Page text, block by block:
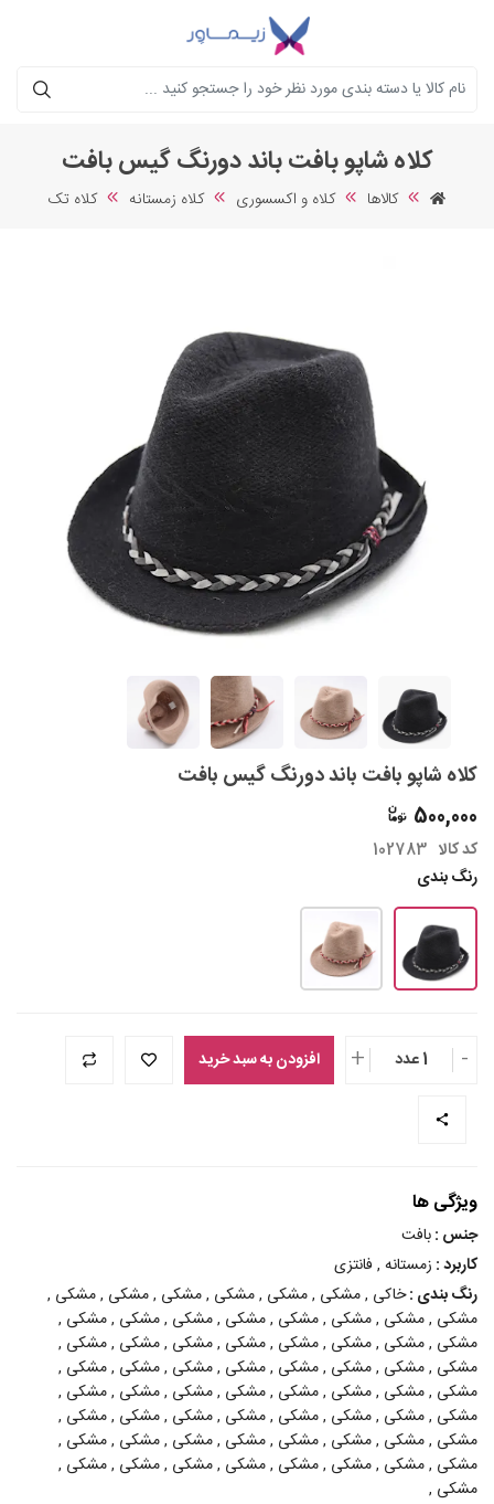
جستجو
کلاه شاپو بافت باند دورنگ گیس بافت
کالاها کلاه و اکسسوری کلاه زمستانه کلاه تک
کلاه شاپو بافت باند دورنگ گیس بافت
500,000
کد کالا 102783
رنگ بندی
- 1 عدد + افزودن به سبد خرید
ویژگی ها
جنس :بافت
کاربرد : زمستانه , فانتزی
رنگ بندی :خاکی , مشکی , مشکی , مشکی , مشکی , مشکی , مشکی ,
مشکی , مشکی , مشکی , مشکی , مشکی , مشکی , مشکی , مشکی ,
مشکی , مشکی , مشکی , مشکی , مشکی , مشکی , مشکی , مشکی ,
مشکی , مشکی , مشکی , مشکی , مشکی , مشکی , مشکی , مشکی ,
مشکی , مشکی , مشکی , مشکی , مشکی , مشکی , مشکی , مشکی ,
مشکی , مشکی , مشکی , مشکی , مشکی , مشکی , مشکی , مشکی ,
مشکی , مشکی , مشکی , مشکی , مشکی , مشکی , مشکی , مشکی ,
مشکی , مشکی , مشکی , مشکی , مشکی , مشکی , مشکی , مشکی ,
مشکی ,